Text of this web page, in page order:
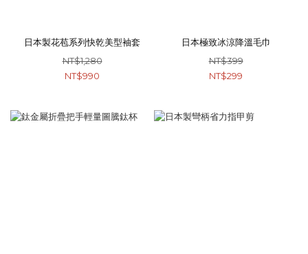
日本製花苞系列快乾美型袖套
NT$1,280
NT$990
日本極致冰涼降溫毛巾
NT$399
NT$299